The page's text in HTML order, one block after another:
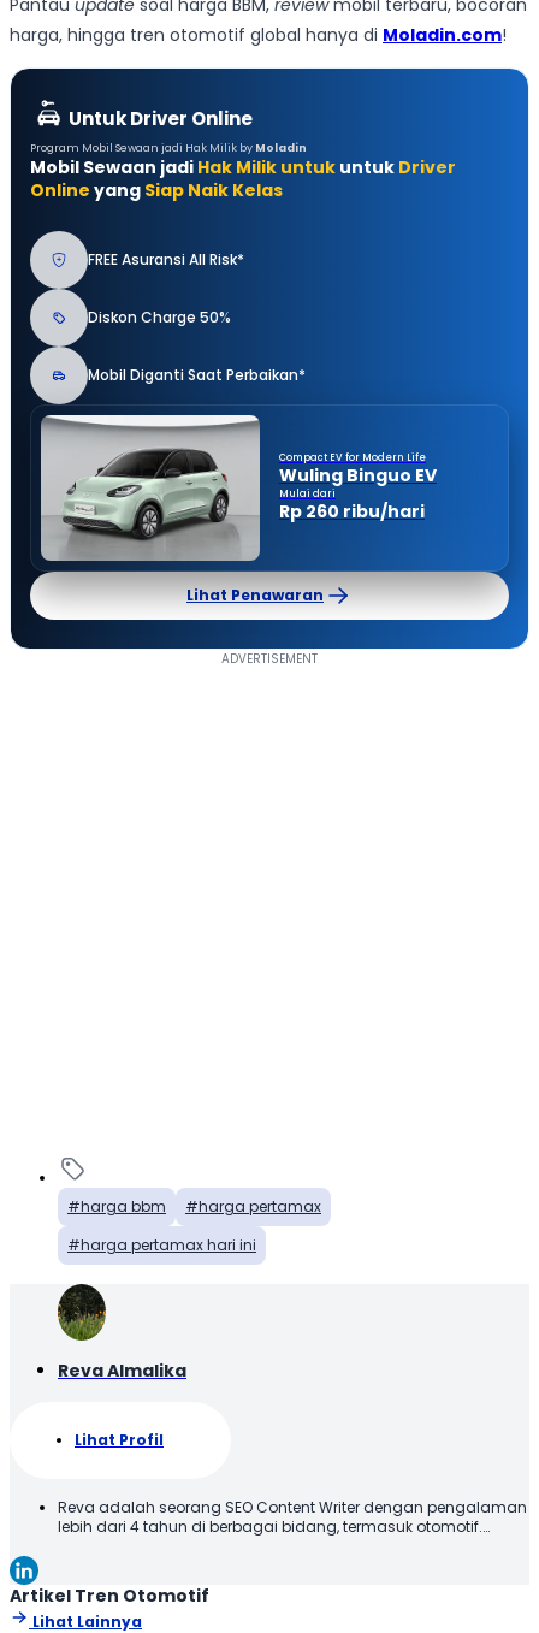
harga, hingga tren otomotif global hanya di Moladin.com!
Untuk Driver Online
Program Mobil Sewaan jadi Hak Milik by Moladin
Mobil Sewaan jadi Hak Milik untuk untuk Driver
Online yang Siap Naik Kelas
FREE Asuransi All Risk*
Diskon Charge 50%
Mobil Diganti Saat Perbaikan*
Compact EV for Modern Life
Wuling Binguo EV
Mulai dari
Rp 260 ribu/hari
Lihat Penawaran
harga bbm
harga pertamax
harga pertamax hari ini
Reva Almalika
Lihat Profil
Reva adalah seorang SEO Content Writer dengan pengalaman
lebih dari 4 tahun di berbagai bidang, termasuk otomotif.
informatif, menarik, dan mudah dipahami oleh pembaca.
Artikel Tren Otomotif
Lihat Lainnya